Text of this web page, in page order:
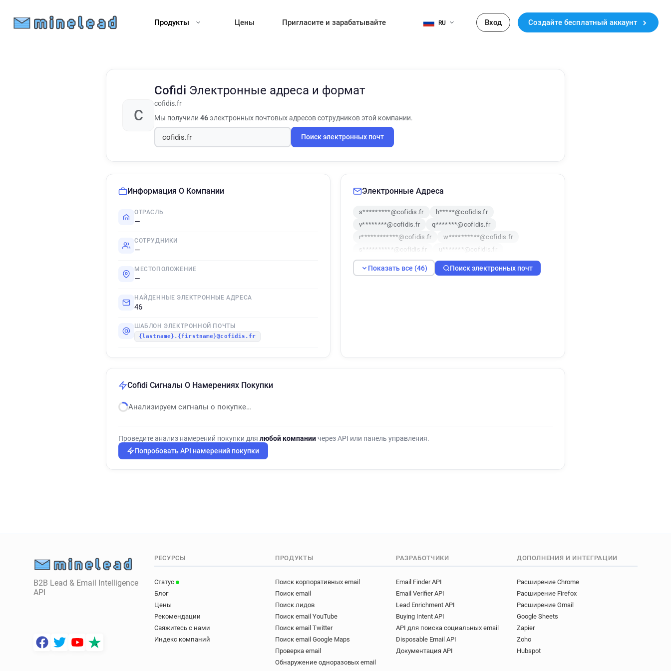
Продукты Цены Пригласите и зарабатывайте RU Вход Создайте бесплатный аккаунт
C
Cofidi Электронные адреса и формат
cofidis.fr
Мы получили 46электронных почтовых адресов сотрудников этой компании.
Поиск электронных почт
Информация О Компании
ОТРАСЛЬ
—
СОТРУДНИКИ
—
МЕСТОПОЛОЖЕНИЕ
—
НАЙДЕННЫЕ ЭЛЕКТРОННЫЕ АДРЕСА
46
ШАБЛОН ЭЛЕКТРОННОЙ ПОЧТЫ
{lastname}.{firstname}@cofidis.fr
Электронные Адреса
s*********@cofidis.fr
h*****@cofidis.fr
v********@cofidis.fr
q*******@cofidis.fr
r************@cofidis.fr
w**********@cofidis.fr
s**********@cofidis.fr
u*******@cofidis.fr
v******@cofidis.fr
e**********@cofidis.fr
p******@cofidis.fr
o********@cofidis.fr
x*******@cofidis.fr
Показать все (46) Поиск электронных почт
Cofidi Сигналы О Намерениях Покупки
Анализируем сигналы о покупке…
Проведите анализ намерений покупки для любой компаниичерез API или панель управления.
Попробовать API намерений покупки
B2B Lead & Email Intelligence
API
РЕСУРСЫ
Статус
Блог
Цены
Рекомендации
Свяжитесь с нами
Индекс компаний
ПРОДУКТЫ
Поиск корпоративных email
Поиск email
Поиск лидов
Поиск email YouTube
Поиск email Twitter
Поиск email Google Maps
Проверка email
Обнаружение одноразовых email
РАЗРАБОТЧИКИ
Email Finder API
Email Verifier API
Lead Enrichment API
Buying Intent API
API для поиска социальных email
Disposable Email API
Документация API
ДОПОЛНЕНИЯ И ИНТЕГРАЦИИ
Расширение Chrome
Расширение Firefox
Расширение Gmail
Google Sheets
Zapier
Zoho
Hubspot